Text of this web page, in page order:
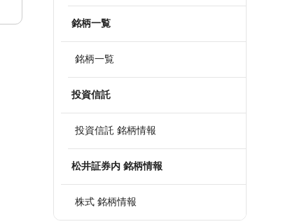
銘柄一覧
銘柄一覧
投資信託
投資信託 銘柄情報
松井証券内 銘柄情報
株式 銘柄情報